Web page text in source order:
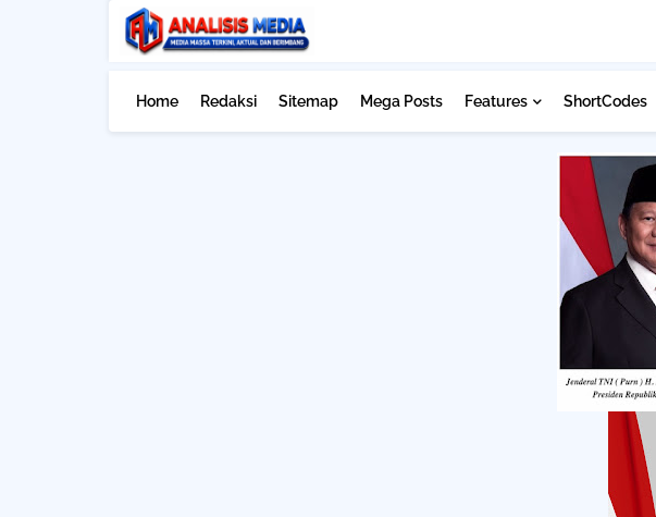
Home Redaksi Sitemap Mega Posts Features ShortCodes